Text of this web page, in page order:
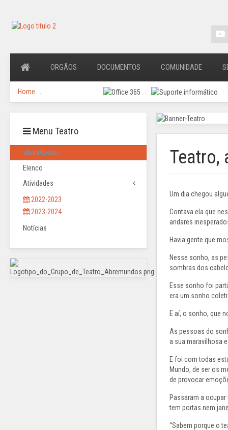
ORGÃOS DOCUMENTOS COMUNIDADE
Home
Teatro,
Um dia chegou
Contava ela que
andares
Havia gente que
Nesse sonho, as
sombras dos
Esse sonho foi
era um sonho
E aí, o sonho, que
As pessoas do
a sua maravilhosa
E foi com todas
Mundo, de ser os
de provocar
Passaram a
tem portas nem
“Sabem porque o
Menu Teatro
AbreMundos
Elenco
Atividades
2022-2023
2023-2024
Notícias